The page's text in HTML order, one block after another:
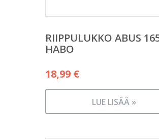
RIIPPULUKKO ABUS
HABO
18,99 €
LUE LISÄÄ »